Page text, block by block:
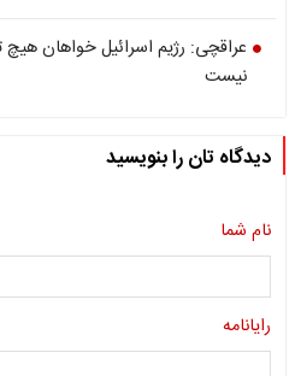
عراقچی: رژیم اسرائیل خواهان
نیست
دیدگاه تان را بنویسید
نام شما
رایانامه